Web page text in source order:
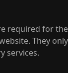
dem Titel
"Institute For
steht hier
required for
They
services.